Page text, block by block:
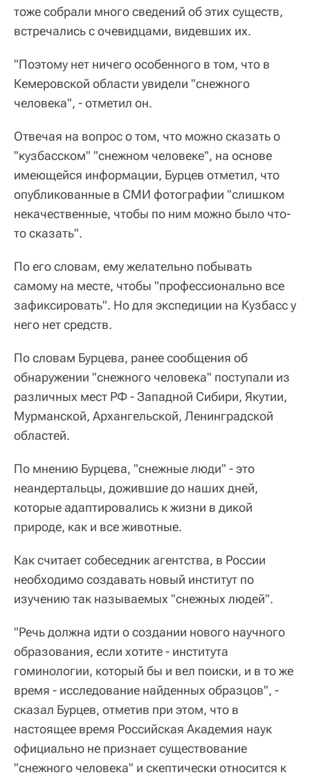
тоже собрали много сведений об этих существ,
встречались с очевидцами, видевших их.
"Поэтому нет ничего особенного в том, что в
Кемеровской области увидели "снежного
человека", - отметил он.
Отвечая на вопрос о том, что можно сказать о
"кузбасском" "снежном человеке", на основе
имеющейся информации, Бурцев отметил, что
опубликованные в СМИ фотографии "слишком
некачественные, чтобы по ним можно было что-
то сказать".
По его словам, ему желательно побывать
самому на месте, чтобы "профессионально все
зафиксировать". Но для экспедиции на Кузбасс у
него нет средств.
По словам Бурцева, ранее сообщения об
обнаружении "снежного человека" поступали из
различных мест РФ - Западной Сибири, Якутии,
Мурманской, Архангельской, Ленинградской
областей.
По мнению Бурцева, "снежные люди" - это
неандертальцы, дожившие до наших дней,
которые адаптировались к жизни в дикой
природе, как и все животные.
Как считает собеседник агентства, в России
необходимо создавать новый институт по
изучению так называемых "снежных людей".
"Речь должна идти о создании нового научного
образования, если хотите - института
гоминологии, который бы и вел поиски, и в то же
время - исследование найденных образцов", -
сказал Бурцев, отметив при этом, что в
настоящее время Российская Академия наук
официально не признает существование
"снежного человека" и скептически относится к